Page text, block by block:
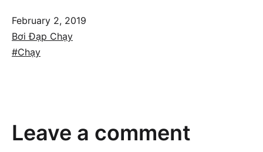
Published
February 2, 2019
Categorized
as
Bơi Đạp Chạy
Tagged
Chạy
Leave a comment